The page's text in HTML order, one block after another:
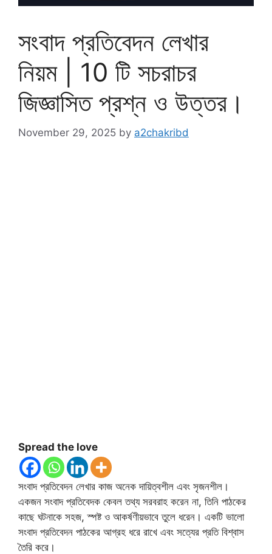
সংবাদ প্রতিবেদন লেখার
নিয়ম | 10 টি সচরাচর
জিজ্ঞাসিত প্রশ্ন ও উত্তর।
November 29, 2025 by a2chakribd
Spread the love
সংবাদ প্রতিবেদন লেখার কাজ অনেক দায়িত্বশীল এবং সৃজনশীল।
একজন সংবাদ প্রতিবেদক কেবল তথ্য সরবরাহ করেন না, তিনি পাঠকের
কাছে ঘটনাকে সহজ, স্পষ্ট ও আকর্ষণীয়ভাবে তুলে ধরেন। একটি ভালো
সংবাদ প্রতিবেদন পাঠকের আগ্রহ ধরে রাখে এবং সত্যের প্রতি বিশ্বাস
তৈরি করে।